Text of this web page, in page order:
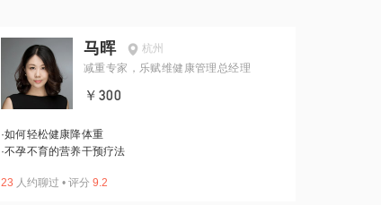
马晖
杭州
减重专家，乐赋维健康管理总经理
￥300
·如何轻松健康降体重
·不孕不育的营养干预疗法
23 人约聊过 • 评分 9.2